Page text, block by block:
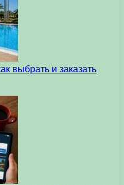
выбрать и заказать